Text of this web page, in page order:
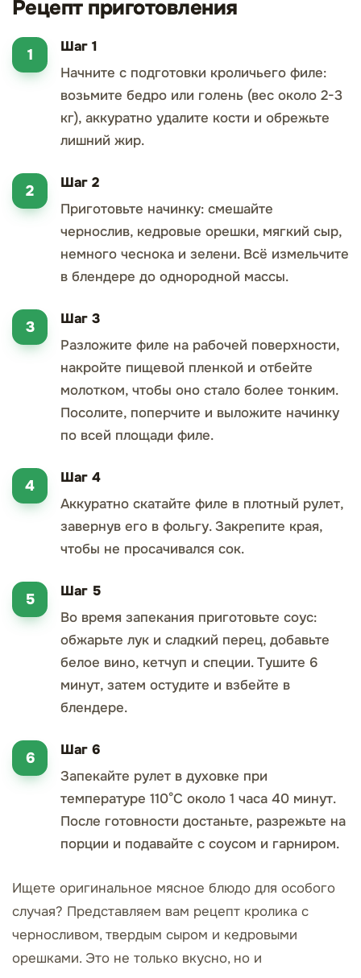
Рецепт приготовления
Шаг 1
Начните с подготовки кроличьего филе:
возьмите бедро или голень (вес около 2-3
кг), аккуратно удалите кости и обрежьте
лишний жир.
Шаг 2
Приготовьте начинку: смешайте
чернослив, кедровые орешки, мягкий сыр,
немного чеснока и зелени. Всё измельчите
в блендере до однородной массы.
Шаг 3
Разложите филе на рабочей поверхности,
накройте пищевой пленкой и отбейте
молотком, чтобы оно стало более тонким.
Посолите, поперчите и выложите начинку
по всей площади филе.
Шаг 4
Аккуратно скатайте филе в плотный рулет,
завернув его в фольгу. Закрепите края,
чтобы не просачивался сок.
Шаг 5
Во время запекания приготовьте соус:
обжарьте лук и сладкий перец, добавьте
белое вино, кетчуп и специи. Тушите 6
минут, затем остудите и взбейте в
блендере.
Шаг 6
Запекайте рулет в духовке при
температуре 110°С около 1 часа 40 минут.
После готовности достаньте, разрежьте на
порции и подавайте с соусом и гарниром.
Ищете оригинальное мясное блюдо для особого
случая? Представляем вам рецепт кролика с
черносливом, твердым сыром и кедровыми
орешками. Это не только вкусно, но и